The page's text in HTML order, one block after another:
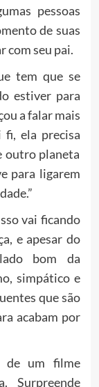
pessoas
de suas
com seu pai.
tem que se
estiver para
a falar mais
fi, ela precisa
outro planeta
para ligarem
vai ficando
e apesar do
bom da
simpático e
que são
acabam por
de um filme
Surpreende